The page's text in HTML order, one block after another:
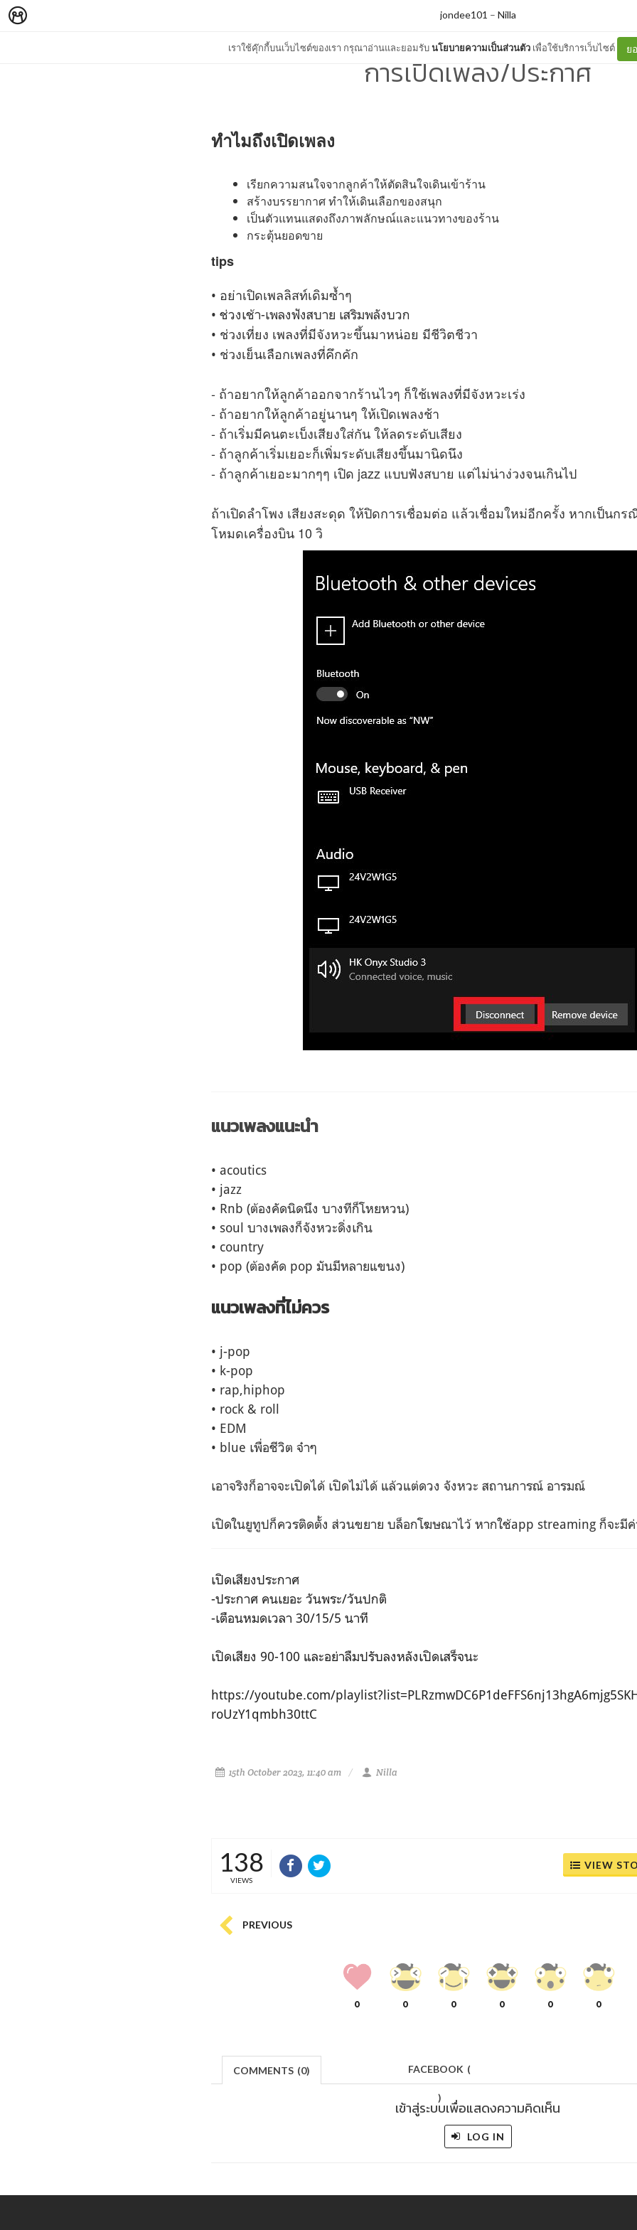
เราใช้คุ๊กกี้บนเว็บไซต์ของเรา กรุณาอ่านและยอมรับนโยบายความเป็นส่วนตัว เพื่อใช้บริการเว็บไซต์ ย
jondee101 – Nilla
การเปิดเพลง/ประกาศ
ทำไมถึงเปิดเพลง
เรียกความสนใจจากลูกค้าให้ตัดสินใจเดินเข้าร้าน
สร้างบรรยากาศ ทำให้เดินเลือกของสนุก
เป็นตัวแทนแสดงถึงภาพลักษณ์และแนวทางของร้าน
กระตุ้นยอดขาย
tips
• อย่าเปิดเพลลิสท์เดิมซ้ำๆ
• ช่วงเช้า-เพลงฟังสบาย เสริมพลังบวก
• ช่วงเที่ยง เพลงที่มีจังหวะขึ้นมาหน่อย มีชีวิตชีวา
• ช่วงเย็นเลือกเพลงที่คึกคัก
- ถ้าอยากให้ลูกค้าออกจากร้านไวๆ ก็ใช้เพลงที่มีจังหวะเร่ง
- ถ้าอยากให้ลูกค้าอยู่นานๆ ให้เปิดเพลงช้า
- ถ้าเริ่มมีคนตะเบ็งเสียงใส่กัน ให้ลดระดับเสียง
- ถ้าลูกค้าเริ่มเยอะก็เพิ่มระดับเสียงขึ้นมานิดนึง
- ถ้าลูกค้าเยอะมากๆๆ เปิด jazz แบบฟังสบาย แต่ไม่น่าง่วงจนเกินไป
ถ้าเปิดลำโพง เสียงสะดุด ให้ปิดการเชื่อมต่อ แล้วเชื่อมใหม่อีกครั้ง หากเป็นกร
โหมดเครื่องบิน 10 วิ
แนวเพลงแนะนำ
• acoutics
• jazz
• Rnb (ต้องคัดนิดนึง บางทีก็โหยหวน)
• soul บางเพลงก็จังหวะดิ่งเกิน
• country
• pop (ต้องคัด pop มันมีหลายแขนง)
แนวเพลงที่ไม่ควร
• j-pop
• k-pop
• rap,hiphop
• rock & roll
• EDM
• blue เพื่อชีวิต จ๋าๆ
เอาจริงก็อาจจะเปิดได้ เปิดไม่ได้ แล้วแต่ดวง จังหวะ สถานการณ์ อารมณ์
เปิดในยูทูปก็ควรติดตั้ง ส่วนขยาย บล็อกโฆษณาไว้ หากใช้app streaming ก็จะมีค่
เปิดเสียงประกาศ
-ประกาศ คนเยอะ วันพระ/วันปกติ
-เตือนหมดเวลา 30/15/5 นาที
เปิดเสียง 90-100 และอย่าลืมปรับลงหลังเปิดเสร็จนะ
https://youtube.com/
roUzY1qmbh30ttC
15th October 2023, 11:40 am Nilla
138
VIEWS
VIEW
PREVIOUS
0 0 0 0 0 0
COMMENTS (0) FACEBOOK (
)
เข้าสู่ระบบเพื่อแสดงความคิดเห็น
LOG IN